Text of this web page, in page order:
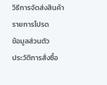
วิธีการจัดส่งสินค้า
รายการโปรด
ข้อมูลส่วนตัว
ประวัติการสั่งซื้อ